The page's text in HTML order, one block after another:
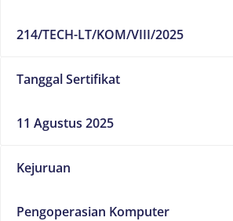
214/TECH-LT/KOM/VIII/2025
Tanggal Sertifikat
11 Agustus 2025
Kejuruan
Pengoperasian Komputer